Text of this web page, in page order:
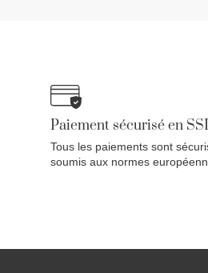
Paiement sécurisé en
Tous les paiements sont
soumis aux normes